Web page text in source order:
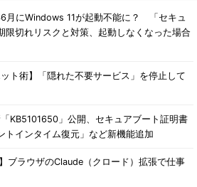
6月にWindows 11が起動不能に？ 「セキュ
限切れリスクと対策、起動しなくなった場合
ット術】「隠れた不要サービス」を停止して
KB5101650」公開、セキュアブート証明書
トインタイム復元」など新機能追加
ブラウザのClaude（クロード）拡張で仕事